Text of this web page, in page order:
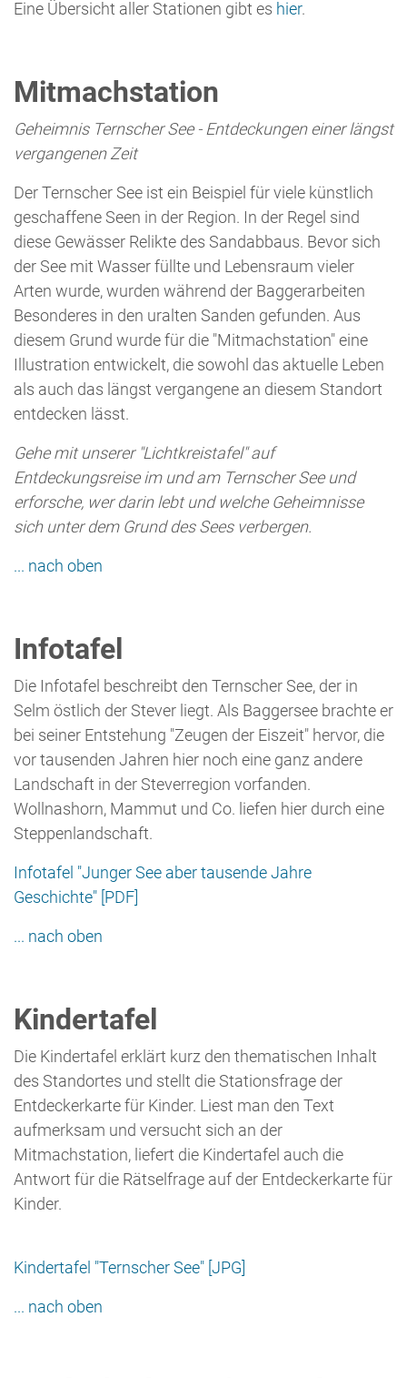
diesem Grund wurde für die "Mitmachstation" eine
entdecken lässt.
Gehe mit unserer "Lichtkreistafel" auf
Entdeckungsreise im und am Ternscher See und
sich unter dem Grund des Sees verbergen.
... nach oben
Infotafel
Die Infotafel beschreibt den Ternscher See, der in
Selm östlich der Stever liegt. Als Baggersee brachte er
bei seiner Entstehung "Zeugen der Eiszeit" hervor, die
Landschaft in der Steverregion vorfanden.
Wollnashorn, Mammut und Co. liefen hier durch eine
Steppenlandschaft.
Infotafel "Junger See aber tausende Jahre
Geschichte" [PDF]
Kindertafel
Die Kindertafel erklärt kurz den thematischen Inhalt
des Standortes und stellt die Stationsfrage der
Entdeckerkarte für Kinder. Liest man den Text
aufmerksam und versucht sich an der
Mitmachstation, liefert die Kindertafel auch die
Antwort für die Rätselfrage auf der Entdeckerkarte für
Kinder.
Kindertafel "Ternscher See" [JPG]
Entdeckerkarte für Kinder
Mit der Entdeckerkarte können Tiere und Pflanzen an
der Stever kennengelernt, Spannendes aus der
Geschichte der Stever erfahren und noch eine ganze
Menge mehr entdeckt werden. Mit Hilfe der Stationen
am Weg können die Rätselfragen unserer
sich das Lösungswort bilden.
Die Entdeckerkarte für Kinder ist in den anliegenden